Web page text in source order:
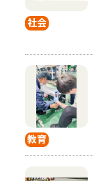
社会
教育